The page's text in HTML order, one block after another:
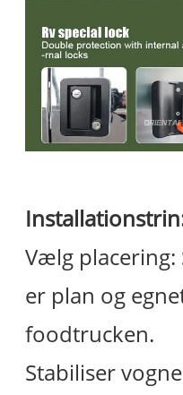
Vælg
er plan og
foodtrucken.
Stabiliser